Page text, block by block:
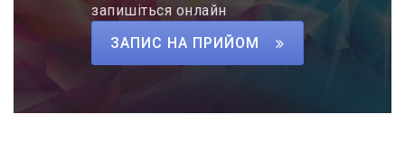
запишіться онлайн
ЗАПИС НА ПРИЙОМ